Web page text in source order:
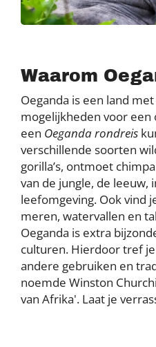
Waarom
Oeganda is een land
mogelijkheden voor
een Oeganda rondreis
verschillende soorten
gorilla’s, ontmoet
van de jungle, de leeuw,
leefomgeving. Ook vind
meren, watervallen en
Oeganda is extra
culturen. Hierdoor tref
andere gebruiken en
noemde Winston
van Afrika'. Laat je